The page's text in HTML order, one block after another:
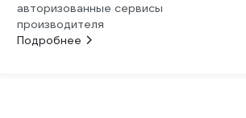
авторизованные сервисы
производителя
Подробнее